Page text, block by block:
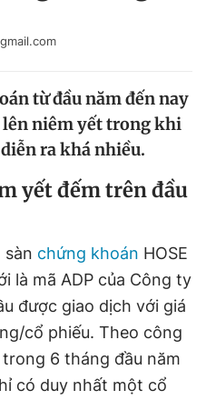
Tin 360
Magazine
Bạn cần biết
Liên hệ quảng cáo
từ đầu năm đến nay
niêm yết trong khi
ra khá nhiều.
yết đếm trên đầu
sàn chứng khoán HOSE
là mã ADP của Công ty
được giao dịch với giá
cổ phiếu. Theo công
6 tháng đầu năm
có duy nhất một cổ